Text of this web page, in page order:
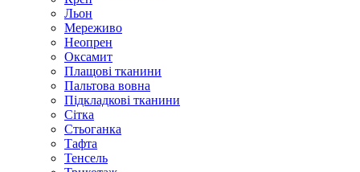
Льон
Мереживо
Неопрен
Оксамит
Плащові тканини
Пальтова вовна
Підкладкові тканини
Сітка
Стьоганка
Тафта
Тенсель